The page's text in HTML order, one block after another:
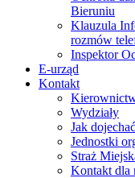
Bieruniu
Klauzula
rozmów
Inspektor
E-urząd
Kontakt
Wydziały
Jak
Jednostki
Straż
Kontakt dla